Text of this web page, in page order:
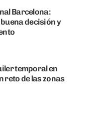
Barcelona:
decisión y
temporal en
reto de las zonas